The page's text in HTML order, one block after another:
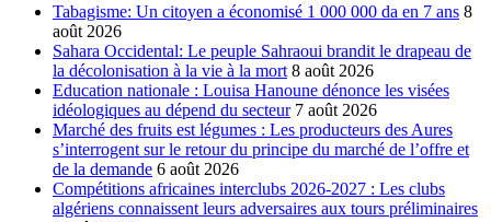
Tabagisme: Un citoyen a économisé 1 000 000 da en 7 ans 8
août 2026
Sahara Occidental: Le peuple Sahraoui brandit le drapeau de
la décolonisation à la vie à la mort 8 août 2026
Education nationale : Louisa Hanoune dénonce les visées
idéologiques au dépend du secteur 7 août 2026
Marché des fruits est légumes : Les producteurs des Aures
s’interrogent sur le retour du principe du marché de l’offre et
de la demande 6 août 2026
Compétitions africaines interclubs 2026-2027 : Les clubs
algériens connaissent leurs adversaires aux tours préliminaires